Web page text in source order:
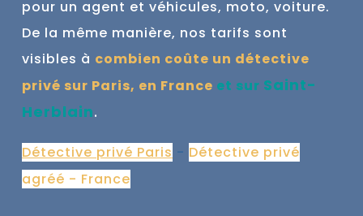
pour un agent et véhicules, moto, voiture.
De la même manière, nos tarifs sont
visibles à combien coûte un détective
privé sur Paris, en France et sur Saint-
Herblain.
Détective privé Paris - Détective privé
agréé - France